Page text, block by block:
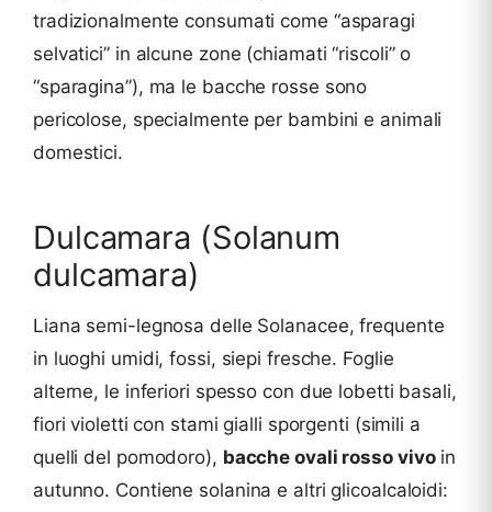
tradizionalmente consumati come “asparagi
selvatici” in alcune zone (chiamati “riscoli” o
“sparagina”), ma le bacche rosse sono
pericolose, specialmente per bambini e animali
domestici.
Dulcamara (Solanum
dulcamara)
Liana semi-legnosa delle Solanacee, frequente
in luoghi umidi, fossi, siepi fresche. Foglie
alterne, le inferiori spesso con due lobetti basali,
fiori violetti con stami gialli sporgenti (simili a
quelli del pomodoro), bacche ovali rosso vivoin
autunno. Contiene solanina e altri glicoalcaloidi: